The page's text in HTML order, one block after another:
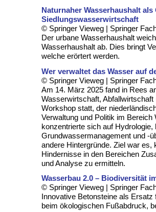
Naturnaher Wasserhaushalt
Siedlungswasserwirtschaft
© Springer Vieweg | Springer
Der urbane Wasserhaushalt
Wasserhaushalt ab. Dies bringt
welche erörtert werden.
Wer verwaltet das Wasser auf
© Springer Vieweg | Springer
Am 14. März 2025 fand in Rees
Wasserwirtschaft,
Workshop statt, der
Verwaltung und Politik im
konzentrierte sich auf
Grundwassermanagement und -
andere Hintergründe. Ziel war
Hindernisse in den Bereichen
und Analyse zu ermitteln.
Wasserbau 2.0 – Biodiversität
© Springer Vieweg | Springer
Innovative Betonsteine als
beim ökologischen Fußabdruck,